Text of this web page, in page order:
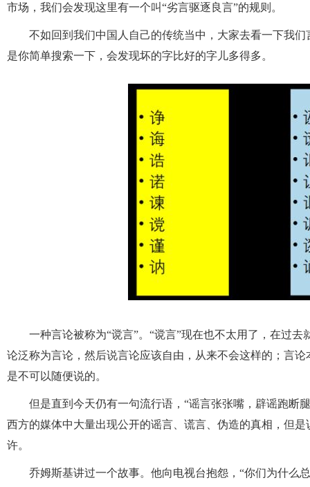
市场，我们会发现这里有一个叫“劣言驱逐良言”的规则。
不如回到我们中国人自己的传统当中，大家去看一下我
是你简单搜索一下，会发现坏的字比好的字儿多得多。
一种言论被称为“谠言”。“谠言”现在也不太用了，在过
论泛称为言论，然后说言论应该自由，从来不会这样的；言
是不可以随便说的。
但是直到今天仍有一句流行语，“谣言张张嘴，辟谣跑断
西方的媒体中大量出现公开的谣言、谎言、伪造的真相，但
许。
乔姆斯基讲过一个故事。他向电视台抱怨，“你们为什么